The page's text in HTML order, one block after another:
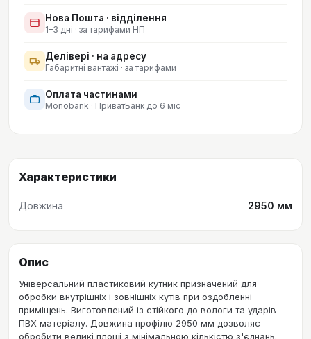
Нова Пошта · відділення
1–3 дні · за тарифами НП
Делівері · на адресу
Габаритні вантажі · за тарифами
Оплата частинами
Monobank · ПриватБанк до 6 міс
Характеристики
Довжина 2950 мм
Опис
Універсальний пластиковий кутник призначений для
обробки внутрішніх і зовнішніх кутів при оздобленні
приміщень. Виготовлений із стійкого до вологи та ударів
ПВХ матеріалу. Довжина профілю 2950 мм дозволяє
обробити великі площі з мінімальною кількістю з'єднань.